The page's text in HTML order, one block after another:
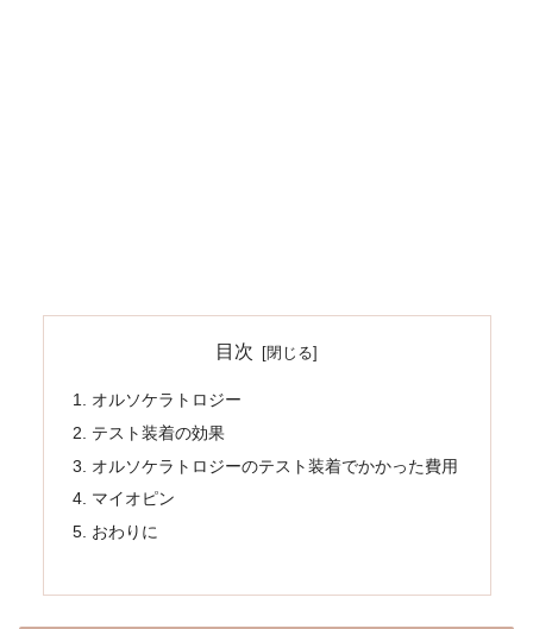
目次
オルソケラトロジー
テスト装着の効果
オルソケラトロジーのテスト装着でかかった費用
マイオピン
おわりに